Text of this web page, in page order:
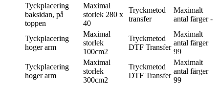
Tyckplacering
baksidan, på
toppen
Maximal
storlek 280 x
40
Tryckmetod
transfer
Maximalt
antal färger -
Tyckplacering
hoger arm
Maximal
storlek
100cm2
Tryckmetod
DTF Transfer
Maximalt
antal färger
99
Tyckplacering
hoger arm
Maximal
storlek
300cm2
Tryckmetod
DTF Transfer
Maximalt
antal färger
99